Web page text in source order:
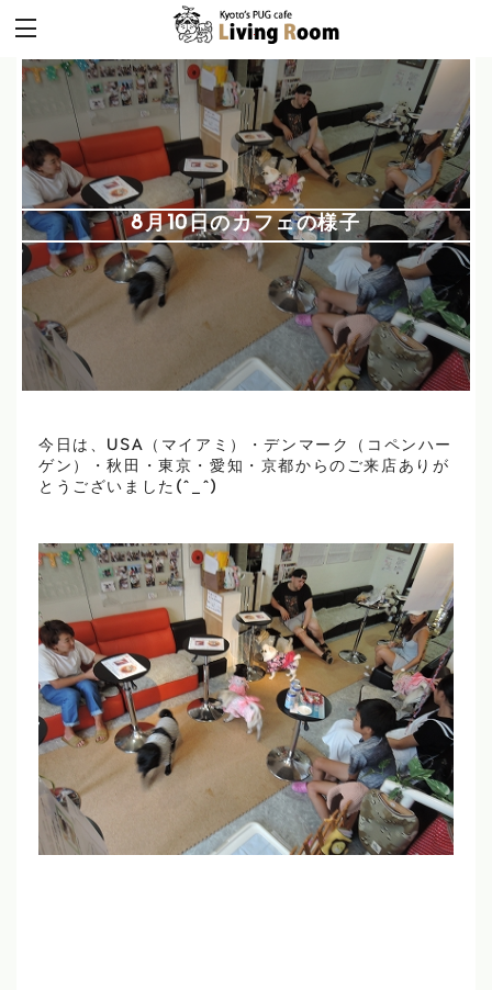
8月10日のカフェの様子
今日は、USA（マイアミ）・デンマーク（コペンハー
ゲン）・秋田・東京・愛知・京都からのご来店ありが
とうございました(^_^)